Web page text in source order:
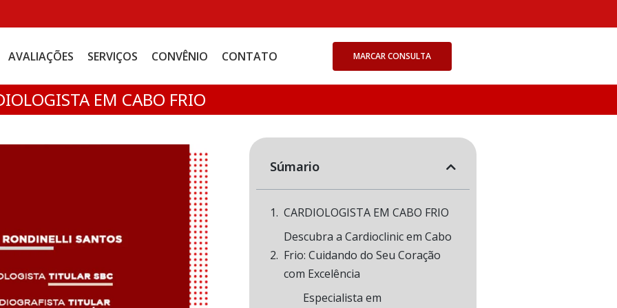
AVALIAÇÕES SERVIÇOS CONVÊNIO CONTATO MARCAR CONSULTA
EM CABO FRIO
Súmario
CARDIOLOGISTA EM CABO FRIO
Descubra a Cardioclinic em Cabo
Frio: Cuidando do Seu Coração
com Excelência
Especialista em